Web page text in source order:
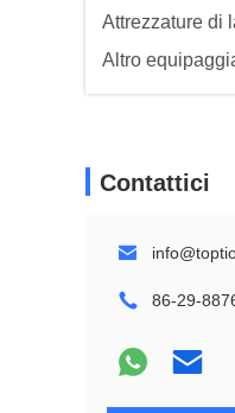
Attrezzature di
Altro
Contattici
86-29-